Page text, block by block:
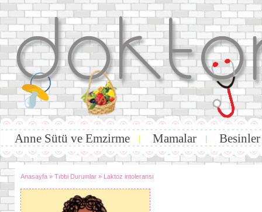
Anne Sütü ve Emzirme | Mamalar | Besinler
Anasayfa » Tıbbi Durumlar » Laktoz intoleransı